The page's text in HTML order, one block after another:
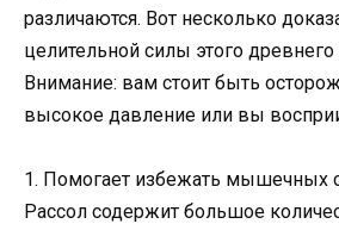
различаются. Вот несколько
целительной силы этого древнего
Внимание: вам стоит быть
высокое давление или вы
1. Помогает избежать мышечных
Рассол содержит большое